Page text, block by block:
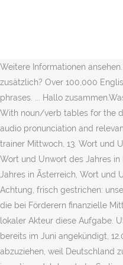
Weitere Informationen
zusätzlich? Over 100,000
phrases. ... Hallo
With noun/verb tables for the
audio pronunciation and
trainer Mittwoch, 13. Wort und
Wort und Unwort des Jahres
Jahres in Ãsterreich, Wort und
Achtung, frisch gestrichen:
die bei Förderern finanzielle
lokaler Akteur diese Aufgabe.
bereits im Juni angekündigt,
abzuziehen, weil Deutschland